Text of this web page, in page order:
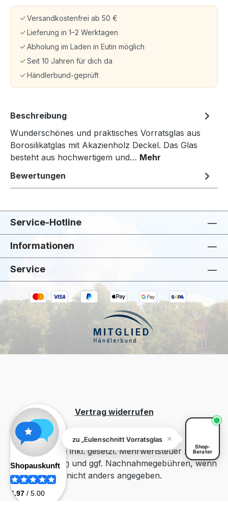
Versandkostenfrei ab 50 €
Lieferung in 1–2 Werktagen
Abholung im Laden in Eutin möglich
Seit 10 Jahren für dich da
Händlerbund-geprüft
Beschreibung
Wunderschönes und praktisches Vorratsglas aus
Borosilikatglas mit Akazienholz Deckel. Das Glas
besteht aus hochwertigem und… Mehr
Bewertungen
Service-Hotline
Informationen
Service
Vertrag widerrufen
Alle Preise inkl. gesetzl. Mehrwertsteuer zzgl.
Versandkosten und ggf. Nachnahmegebühren, wenn
nicht anders angegeben.
Erstellung und Betreuung durch
Shop-
Berater
Fragen zu „Eulenschnitt Vorratsglas Herz 25 cm"? Ich